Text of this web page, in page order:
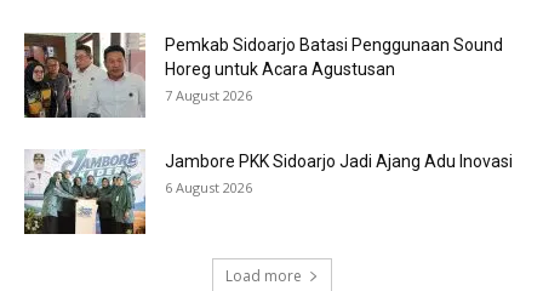
Pemkab Sidoarjo Batasi Penggunaan Sound
Horeg untuk Acara Agustusan
7 August 2026
Jambore PKK Sidoarjo Jadi Ajang Adu Inovasi
6 August 2026
Load more